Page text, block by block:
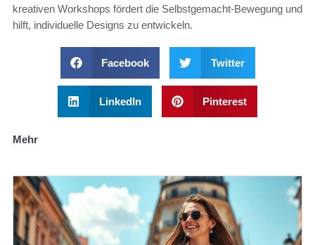
kreativen Workshops fördert die Selbstgemacht-Bewegung und
hilft, individuelle Designs zu entwickeln.
Facebook Twitter
LinkedIn Pinterest
Mehr